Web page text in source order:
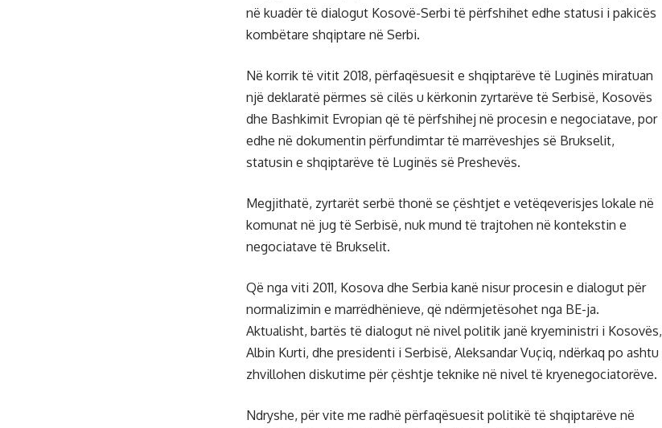
në kuadër të dialogut Kosovë-Serbi të përfshihet edhe statusi i pakicës
kombëtare shqiptare në Serbi.
Në korrik të vitit 2018, përfaqësuesit e shqiptarëve të Luginës miratuan
një deklaratë përmes së cilës u kërkonin zyrtarëve të Serbisë, Kosovës
dhe Bashkimit Evropian që të përfshihej në procesin e negociatave, por
edhe në dokumentin përfundimtar të marrëveshjes së Brukselit,
statusin e shqiptarëve të Luginës së Preshevës.
Megjithatë, zyrtarët serbë thonë se çështjet e vetëqeverisjes lokale në
komunat në jug të Serbisë, nuk mund të trajtohen në kontekstin e
negociatave të Brukselit.
Që nga viti 2011, Kosova dhe Serbia kanë nisur procesin e dialogut për
normalizimin e marrëdhënieve, që ndërmjetësohet nga BE-ja.
Aktualisht, bartës të dialogut në nivel politik janë kryeministri i Kosovës,
Albin Kurti, dhe presidenti i Serbisë, Aleksandar Vuçiq, ndërkaq po ashtu
zhvillohen diskutime për çështje teknike në nivel të kryenegociatorëve.
Ndryshe, për vite me radhë përfaqësuesit politikë të shqiptarëve në